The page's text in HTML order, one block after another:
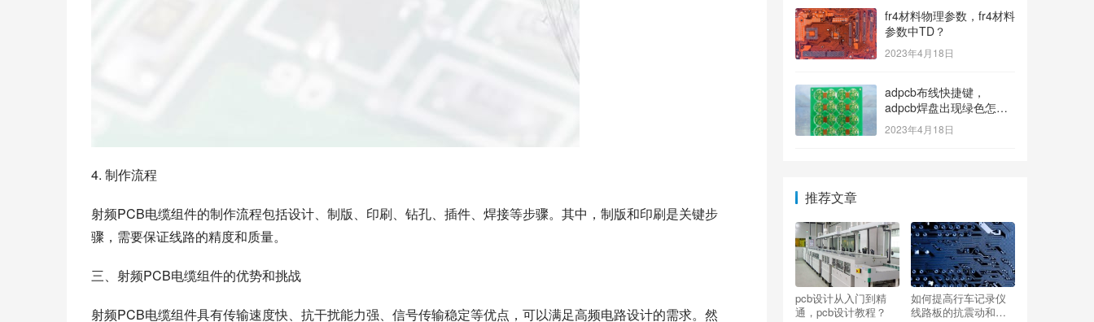
4. 制作流程
射频PCB电缆组件的制作流程包括设计、制版、印刷、钻孔、插件、焊接等步骤。其中，制版和印刷是关键步
骤，需要保证线路的精度和质量。
三、射频PCB电缆组件的优势和挑战
射频PCB电缆组件具有传输速度快、抗干扰能力强、信号传输稳定等优点，可以满足高频电路设计的需求。然
fr4材料物理参数，fr4材料
参数中TD？
2023年4月18日
adpcb布线快捷键，
adpcb焊盘出现绿色怎么
消除？
2023年4月18日
推荐文章
pcb设计从入门到精
通，pcb设计教程？
如何提高行车记录仪
线路板的抗震动和防